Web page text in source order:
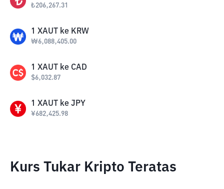
₺206,267.31
1 XAUT ke KRW
₩6,088,405.00
1 XAUT ke CAD
$6,032.87
1 XAUT ke JPY
¥682,425.98
Kurs Tukar Kripto Teratas